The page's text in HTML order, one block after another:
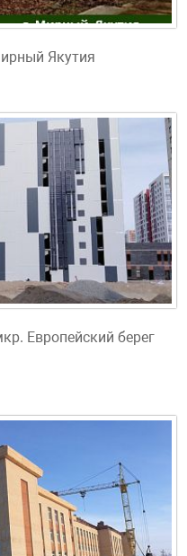
Якутия
Европейский берег